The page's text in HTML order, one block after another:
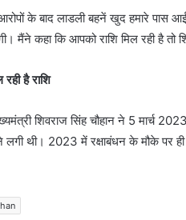
के बाद लाडली बहनें खुद हमारे पास
मैंने कहा कि आपको राशि मिल रही है
है राशि
शिवराज सिंह चौहान ने 5 मार्च
थी। 2023 में रक्षाबंधन के मौके पर